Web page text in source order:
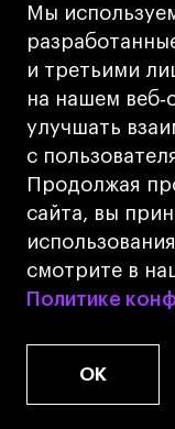
Мы
и третьими
на нашем
улучшать
с
Продолжая
сайта, вы
смотрите в
Политике
Политике
OK
Школы
Я согласен с
данных